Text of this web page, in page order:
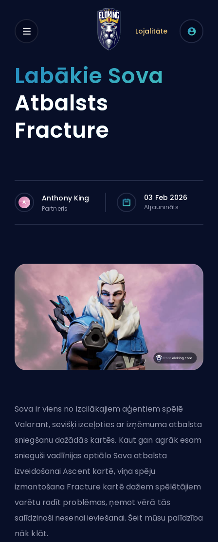
Lojalitāte
Labākie Sova
Atbalsts
Fracture
A Anthony King
Partneris
03 Feb 2026
Atjaunināts:
Sova ir viens no izcilākajiemaģentiem spēlē
Valorant, sevišķi izceļoties ar izņēmuma atbalsta
sniegšanu dažādās kartēs. Kaut gan agrāk esam
snieguši vadlīnijas optiālo Sova atbalsta
izveidošanai Ascent kartē, viņa spēju
izmantošana Fracture kartē dažiem spēlētājiem
varētu radīt problēmas, ņemot vērā tās
salīdzinoši nesenai ieviešanai. Šeit mūsu palīdzība
nāk klāt.